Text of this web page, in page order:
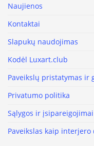
Naujienos
Kontaktai
Slapukų naudojimas
Kodėl Luxart.club
Paveikslų pristatymas ir
Privatumo politika
Sąlygos ir įsipareigojimai
Paveikslas kaip interjero